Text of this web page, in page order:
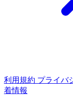
利用規約 プライバ
着情報